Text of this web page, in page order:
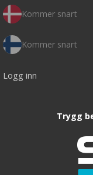
Kommer snart
Kommer snart
Logg inn
Trygg